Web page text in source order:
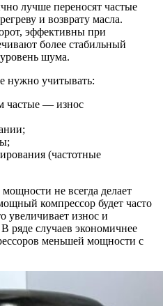
лучше переносят частые
и возврату масла.
эффективны при
более стабильный
шума.
нужно учитывать:
частые — износ
(частотные
не всегда делает
компрессор будет часто
увеличивает износ и
ряде случаев экономичнее
меньшей мощности с